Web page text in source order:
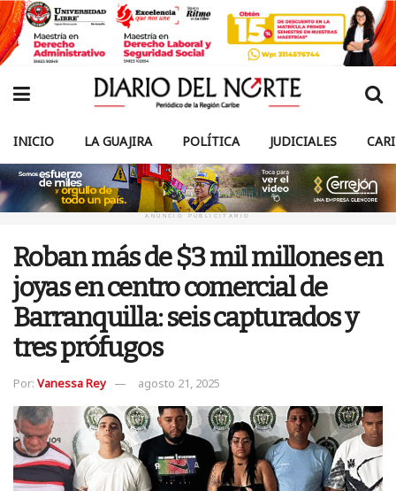
INICIO LA GUAJIRA POLÍTICA JUDICIALES
ANUNCIO PUBLICITARIO
Roban más de $3 mil millones en
joyas en centro comercial de
Barranquilla: seis capturados y
tres prófugos
Por: Vanessa Rey agosto 21, 2025